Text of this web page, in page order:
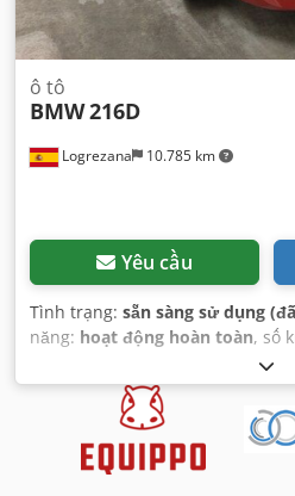
Logrezana 10.785 km
ô tô
BMW216D
Yêu cầu
Tình trạng: sẵn sàng sử dụng
năng: hoạt động hoàn toàn, số
, tình trạng lốp:
đỏ, loại truyền động bánh răng: